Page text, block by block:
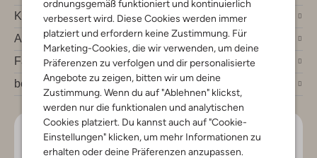
ordnungsgemäß funktioniert und kontinuierlich
verbessert wird. Diese Cookies werden immer
platziert und erfordern keine Zustimmung. Für
Marketing-Cookies, die wir verwenden, um deine
Präferenzen zu verfolgen und dir personalisierte
Angebote zu zeigen, bitten wir um deine
Zustimmung. Wenn du auf "Ablehnen" klickst,
werden nur die funktionalen und analytischen
Cookies platziert. Du kannst auch auf "Cookie-
Einstellungen" klicken, um mehr Informationen zu
erhalten oder deine Präferenzen anzupassen.
Kundenservice
Account
Fashion News
bei Omoda
Lass uns in Kontakt bleiben